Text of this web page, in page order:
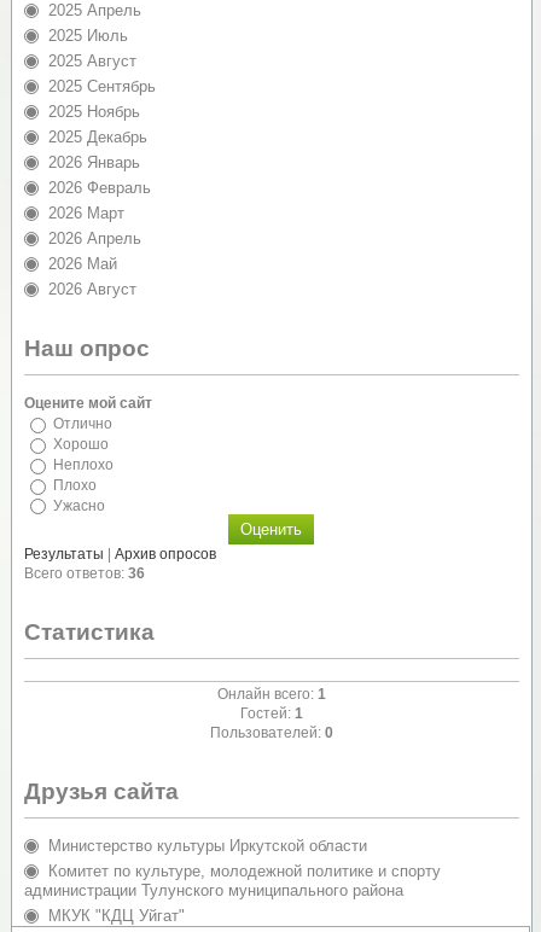
2025 Апрель
2025 Июль
2025 Август
2025 Сентябрь
2025 Ноябрь
2025 Декабрь
2026 Январь
2026 Февраль
2026 Март
2026 Апрель
2026 Май
2026 Август
Наш опрос
Оцените мой сайт
Отлично
Хорошо
Неплохо
Плохо
Ужасно
Результаты
Архив опросов
Всего ответов: 36
Статистика
Онлайн всего: 1
Гостей: 1
Пользователей: 0
Друзья сайта
Министерство культуры Иркутской области
Комитет по культуре, молодежной политике и спорту
администрации Тулунского муниципального района
МКУК "КДЦ Уйгат"